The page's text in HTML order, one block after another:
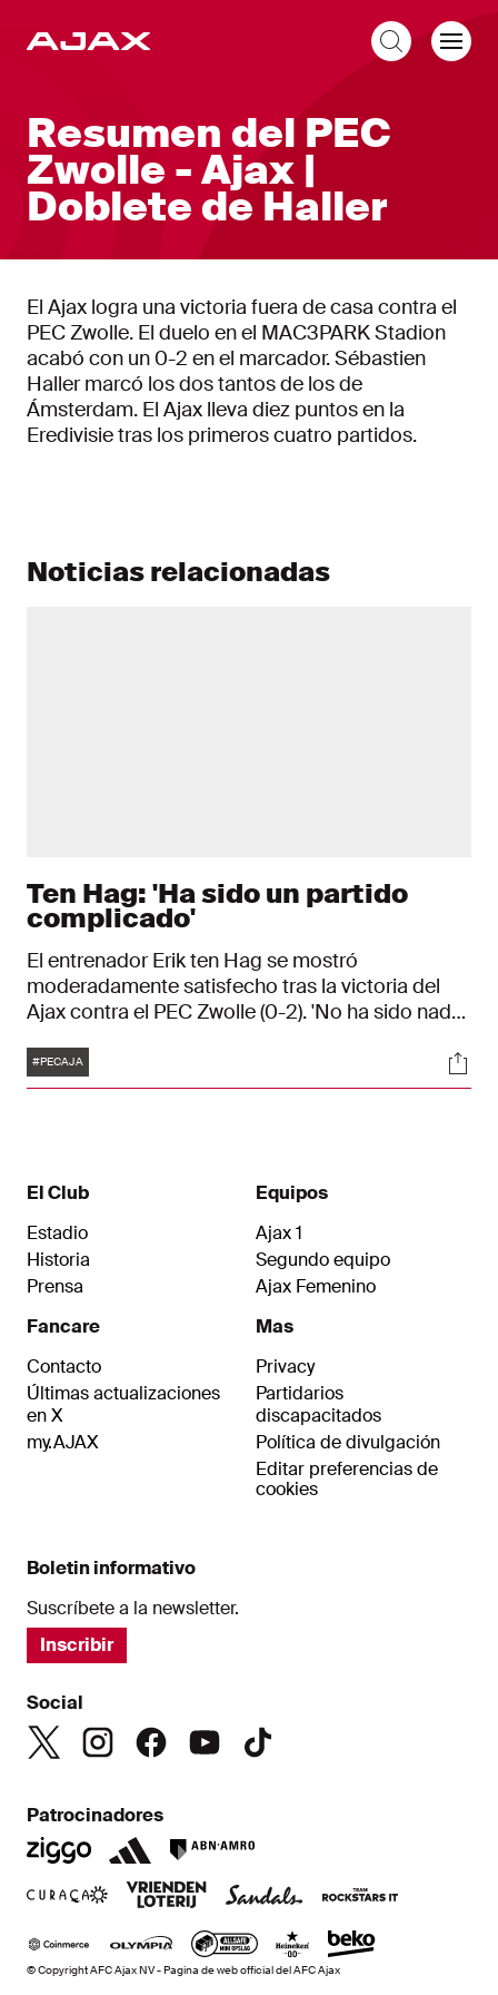
Resumen del PEC
Zwolle - Ajax |
Doblete de Haller
El Ajax logra una victoria fuera de casa contra el
PEC Zwolle. El duelo en el MAC3PARK Stadion
acabó con un 0-2 en el marcador. Sébastien
Haller marcó los dos tantos de los de
Ámsterdam. El Ajax lleva diez puntos en la
Eredivisie tras los primeros cuatro partidos.
Noticias relacionadas
Ten Hag: 'Ha sido un partido
complicado'
El entrenador Erik ten Hag se mostró
moderadamente satisfecho tras la victoria del
Ajax contra el PEC Zwolle (0-2). 'No ha sido nada
frenético. El equipo ha perdido el balón
innecesariamente con demasiada frecuencia y
Etiquetas
#PECAJA
El Club
Estadio
Historia
Prensa
Fancare
Contacto
Últimas actualizaciones
en X
my.AJAX
Equipos
Ajax 1
Segundo equipo
Ajax Femenino
Mas
Privacy
Partidarios
discapacitados
Política de divulgación
Editar preferencias de
cookies
Boletin informativo
Suscríbete a la newsletter.
Inscribir
Social
Patrocinadores
© Copyright AFC Ajax NV - Pagina de web official del AFC Ajax